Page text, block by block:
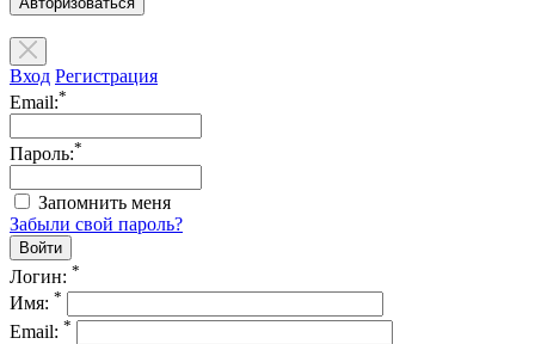
Вход Регистрация
Email:*
Пароль:*
Запомнить меня
Забыли свой пароль?
Логин: *
Имя: *
Email: *